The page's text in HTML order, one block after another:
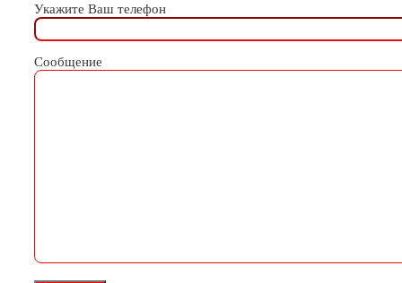
Укажите Ваш телефон
Сообщение